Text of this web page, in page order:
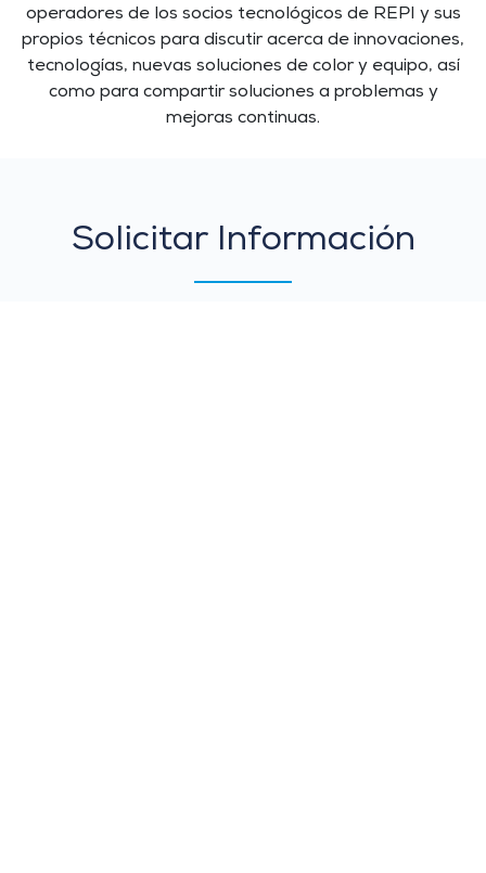
operadores de los socios tecnológicos de REPI y sus
propios técnicos para discutir acerca de innovaciones,
tecnologías, nuevas soluciones de color y equipo, así
como para compartir soluciones a problemas y
mejoras continuas.
Solicitar
Información
Solicitar Información